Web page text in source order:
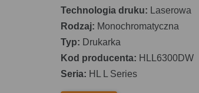
Technologia druku: Laserowa
Rodzaj: Monochromatyczna
Typ: Drukarka
Kod producenta: HLL6300DW
Seria: HL L Series